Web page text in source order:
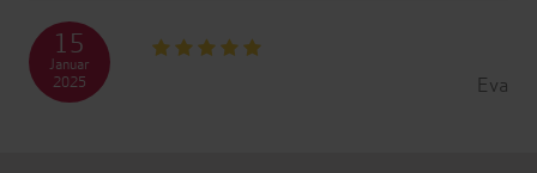
Eva
15
Januar
2025